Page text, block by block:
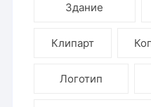
Здание
Клипарт
Логотип